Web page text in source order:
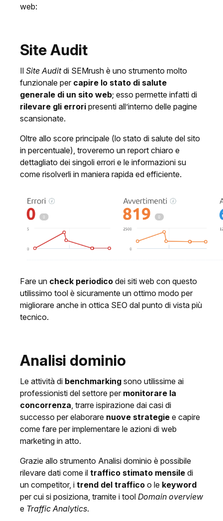
web:
Site Audit
Il Site Auditdi SEMrush è uno strumento molto
funzionale per capire lo stato di salute
generale di un sito web; esso permette infatti di
rilevare gli errori presenti all’interno delle pagine
scansionate.
Oltre allo score principale (lo stato di salute del sito
in percentuale), troveremo un report chiaro e
dettagliato dei singoli errori e le informazioni su
come risolverli in maniera rapida ed efficiente.
Fare un check periodico dei siti web con questo
utilissimo tool è sicuramente un ottimo modo per
migliorare anche in ottica SEO dal punto di vista più
tecnico.
Analisi dominio
Le attività di benchmarking sono utilissime ai
professionisti del settore per monitorare la
concorrenza, trarre ispirazione dai casi di
successo per elaborare nuove strategie e capire
come fare per implementare le azioni di web
marketing in atto.
Grazie allo strumento Analisi dominio è possibile
rilevare dati come il traffico stimato mensile di
un competitor, i trend del traffico o le keyword
per cui si posiziona, tramite i tool Domain overview
e Traffic Analytics.